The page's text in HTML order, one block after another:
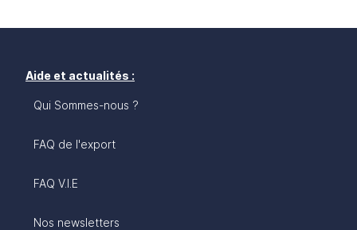
Aide et actualités :
Qui Sommes-nous ?
FAQ de l'export
FAQ V.I.E
Nos newsletters